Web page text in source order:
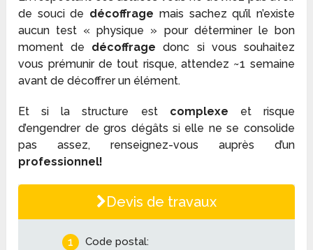
de souci de décoffrage mais sachez qu’il n’existe
aucun test « physique » pour déterminer le bon
moment de décoffrage donc si vous souhaitez
vous prémunir de tout risque, attendez ~1 semaine
avant de décoffrer un élément.
Et si la structure est complexe et risque
d’engendrer de gros dégâts si elle ne se consolide
pas assez, renseignez-vous auprès d’un
professionnel!
Devis de travaux
1 Code postal: